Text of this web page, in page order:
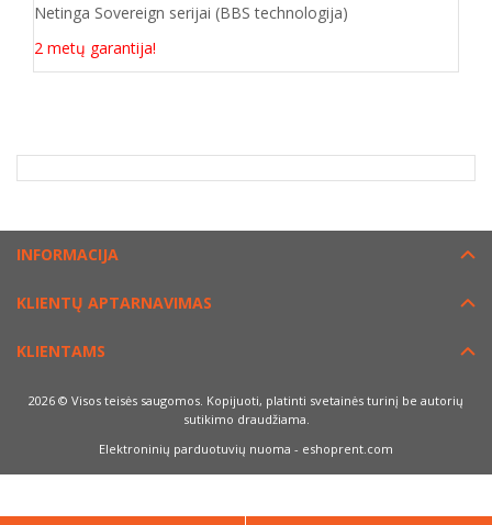
Netinga Sovereign serijai (BBS technologija)
2 metų garantija!
INFORMACIJA
KLIENTŲ APTARNAVIMAS
KLIENTAMS
2026 © Visos teisės saugomos. Kopijuoti, platinti svetainės turinį be autorių
sutikimo draudžiama.
Elektroninių parduotuvių nuoma - eshoprent.com